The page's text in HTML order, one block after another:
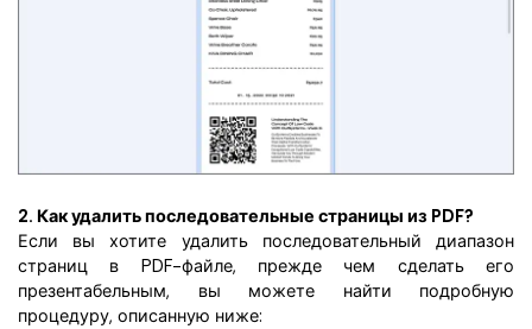
2. Как удалить последовательные страницы из PDF?
Если вы хотите удалить последовательный диапазон
страниц в PDF-файле, прежде чем сделать его
презентабельным, вы можете найти подробную
процедуру, описанную ниже: